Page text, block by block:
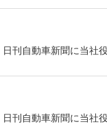
日刊自動車新聞に当社
日刊自動車新聞に当社